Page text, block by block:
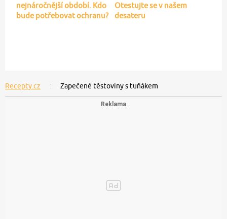
nejnáročnější období. Kdo
bude potřebovat ochranu?
Otestujte se v našem
desateru
Recepty.cz Zapečené těstoviny s tuňákem